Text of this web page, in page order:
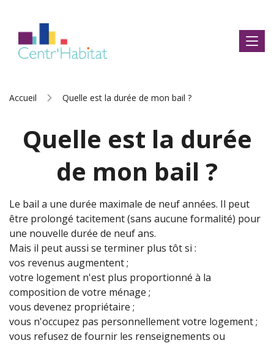
Accueil Quelle est la durée de mon bail ?
Quelle est la durée
de mon bail ?
Le bail a une durée maximale de neuf années. Il peut
être prolongé tacitement (sans aucune formalité) pour
une nouvelle durée de neuf ans.
Mais il peut aussi se terminer plus tôt si :
vos revenus augmentent ;
votre logement n'est plus proportionné à la
composition de votre ménage ;
vous devenez propriétaire ;
vous n'occupez pas personnellement votre logement ;
vous refusez de fournir les renseignements ou